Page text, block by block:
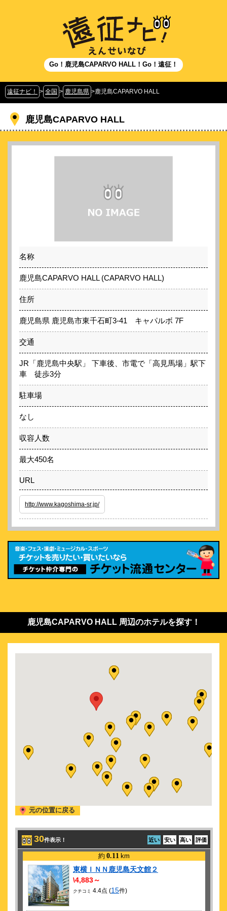
Go！鹿児島CAPARVO HALL！Go！遠征！
遠征ナビ！ > 全国 > 鹿児島県 >鹿児島CAPARVO HALL
鹿児島CAPARVO HALL
名称
鹿児島CAPARVO HALL (CAPARVO HALL)
住所
鹿児島県 鹿児島市東千石町3-41 キャパルボ 7F
交通
JR「鹿児島中央駅」 下車後、市電で「高見馬場」駅下
車 徒歩3分
駐車場
なし
収容人数
最大450名
URL
http://www.kagoshima-sr.jp/
鹿児島CAPARVO HALL 周辺のホテルを探す！
元の位置に戻る
30件表示！ 近い 安い 高い 評価
約 0.11 km
東横ＩＮＮ鹿児島天文館２
\4,883～
クチコミ 4.4点 (15件)